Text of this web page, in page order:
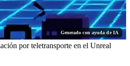
Generado con ayuda de IA
por teletransporte en el Unreal